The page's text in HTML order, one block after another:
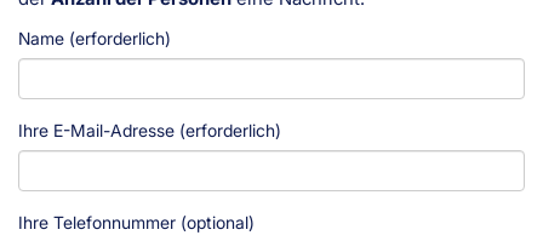
Name (erforderlich)
Ihre E-Mail-Adresse (erforderlich)
Ihre Telefonnummer (optional)